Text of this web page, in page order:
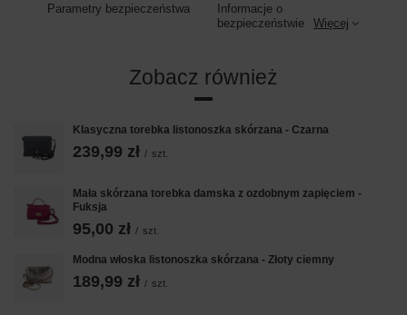
Parametry bezpieczeństwa
Informacje o
bezpieczeństwie
Więcej
Zobacz również
Klasyczna torebka listonoszka skórzana - Czarna
239,99 zł / szt.
Mała skórzana torebka damska z ozdobnym zapięciem -
Fuksja
95,00 zł / szt.
Modna włoska listonoszka skórzana - Złoty ciemny
189,99 zł / szt.